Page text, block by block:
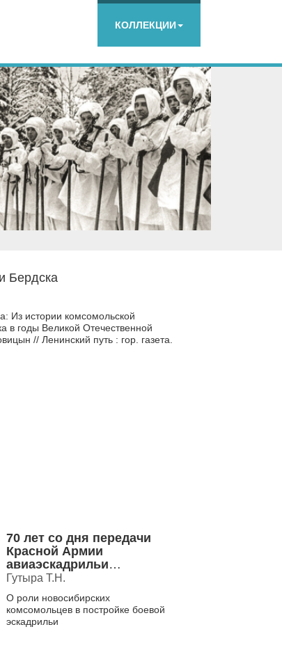
КОЛЛЕКЦИИ
Бердска
Из истории комсомольской
в годы Великой Отечественной
// Ленинский путь : гор. газета.
70 лет со дня передачи
Красной Армии
авиаэскадрильи
«Новосибирский
Гутыра Т.Н.
О роли новосибирских
комсомольцев в постройке боевой
эскадрильи